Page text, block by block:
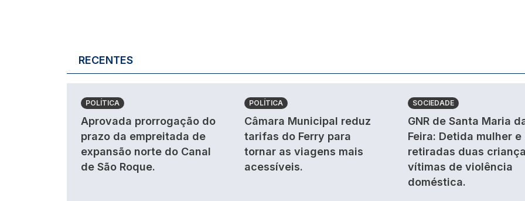
RECENTES
POLÍTICA
Aprovada prorrogação do
prazo da empreitada de
expansão norte do Canal
de São Roque.
POLÍTICA
Câmara Municipal reduz
tarifas do Ferry para
tornar as viagens mais
acessíveis.
SOCIEDADE
GNR de Santa Maria
Feira: Detida mulher e
retiradas duas
vítimas de violência
doméstica.